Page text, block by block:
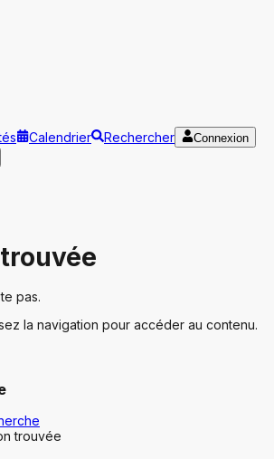
Calendrier Rechercher
Connexion
pas.
la navigation pour accéder au contenu.
trouvée